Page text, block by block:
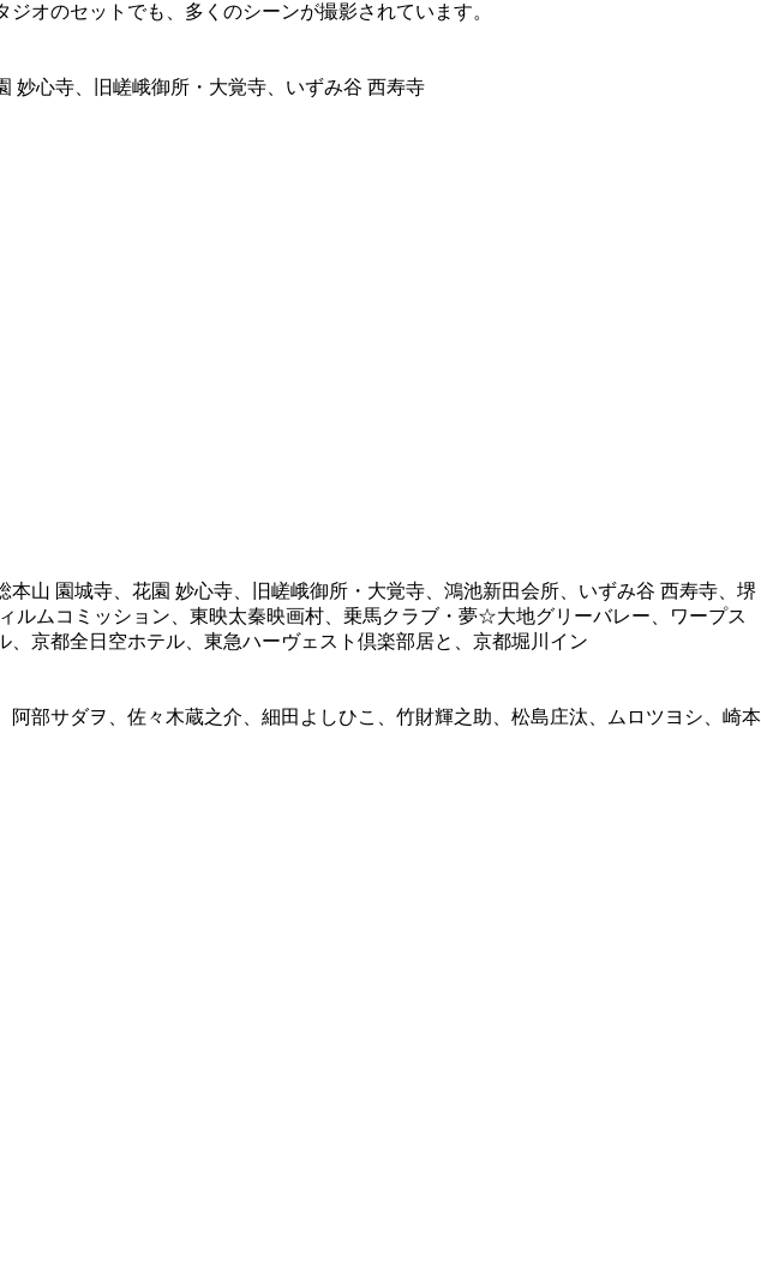
オのセットでも、多くのシーンが撮影されています。
妙心寺、旧嵯峨御所・大覚寺、いずみ谷 西寿寺
山 園城寺、花園 妙心寺、旧嵯峨御所・大覚寺、鴻池新田会所、いずみ谷 西寿寺、堺
ムコミッション、東映太秦映画村、乗馬クラブ・夢☆大地グリーバレー、ワープス
京都全日空ホテル、東急ハーヴェスト倶楽部居と、京都堀川イン
部サダヲ、佐々木蔵之介、細田よしひこ、竹財輝之助、松島庄汰、ムロツヨシ、崎本